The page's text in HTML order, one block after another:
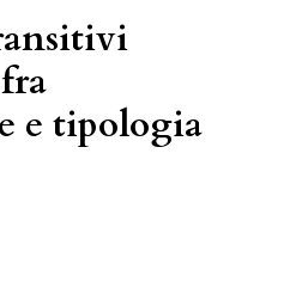
e tipologia